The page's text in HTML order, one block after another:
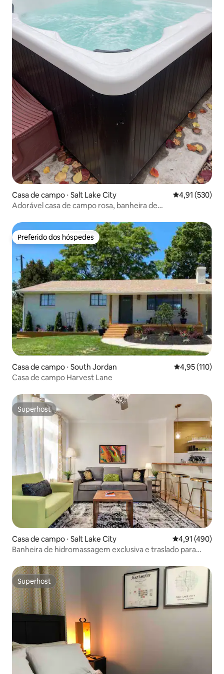
Casa de campo ⋅ Salt Lake City 4,91 de uma
4,91 (530)
Adorável casa de campo rosa, banheira de
Preferido dos hóspedes
Preferido dos hóspedes
Casa de campo ⋅ South Jordan 4,95 de uma
4,95 (110)
Casa de campo Harvest Lane
Superhost
Superhost
Casa de campo ⋅ Salt Lake City 4,91 de uma
4,91 (490)
Banheira de hidromassagem exclusiva e traslado para
Superhost
Superhost